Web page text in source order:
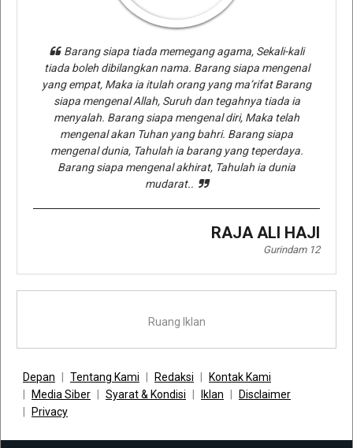
Barang siapa tiada memegang agama, Sekali-kali
tiada boleh dibilangkan nama. Barang siapa mengenal
yang empat, Maka ia itulah orang yang ma’rifat Barang
siapa mengenal Allah, Suruh dan tegahnya tiada ia
menyalah. Barang siapa mengenal diri, Maka telah
mengenal akan Tuhan yang bahri. Barang siapa
mengenal dunia, Tahulah ia barang yang teperdaya.
Barang siapa mengenal akhirat, Tahulah ia dunia
mudarat..
RAJA ALI HAJI
Gurindam 12
Ruang Iklan
Depan Tentang Kami Redaksi
Kontak Kami
Media Siber
Syarat & Kondisi Iklan
Disclaimer
Privacy